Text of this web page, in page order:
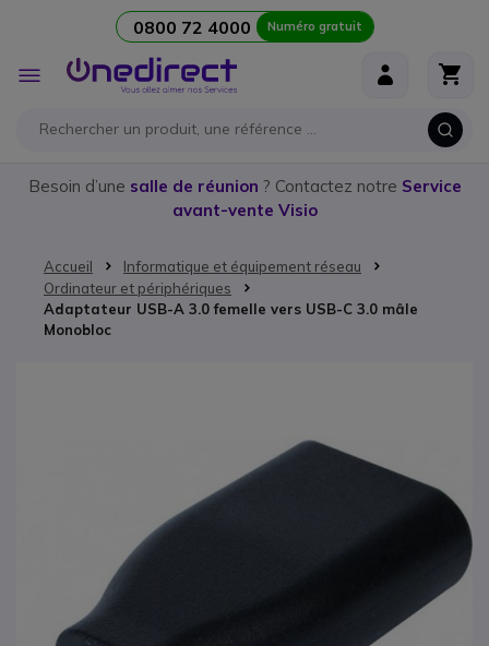
0800 72 4000 Numéro gratuit
Affichage
navigation
Besoin d’une salle de réunion ? Contactez notre Service
avant-vente Visio
Accueil
Informatique et équipement réseau
Ordinateur et périphériques
Adaptateur USB-A 3.0 femelle vers USB-C 3.0 mâle
Monobloc